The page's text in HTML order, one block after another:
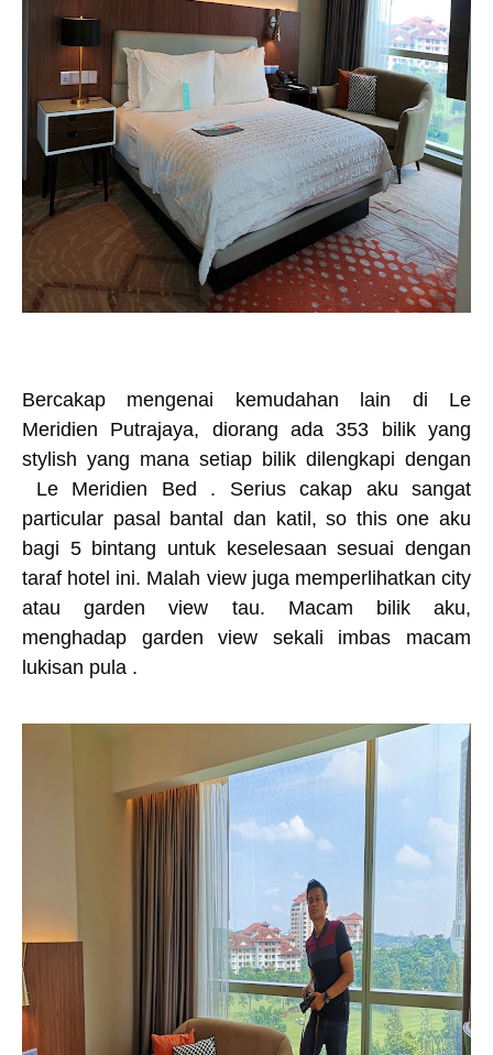
Bercakap mengenai kemudahan lain di Le
Meridien Putrajaya, diorang ada 353 bilik yang
stylish yang mana setiap bilik dilengkapi dengan
Le Meridien Bed . Serius cakap aku sangat
particular pasal bantal dan katil, so this one aku
bagi 5 bintang untuk keselesaan sesuai dengan
taraf hotel ini. Malah view juga memperlihatkan city
atau garden view tau. Macam bilik aku,
menghadap garden view sekali imbas macam
lukisan pula .